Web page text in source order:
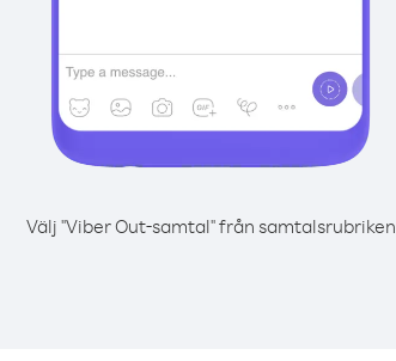
Välj "Viber Out-samtal" från samtalsrubriken